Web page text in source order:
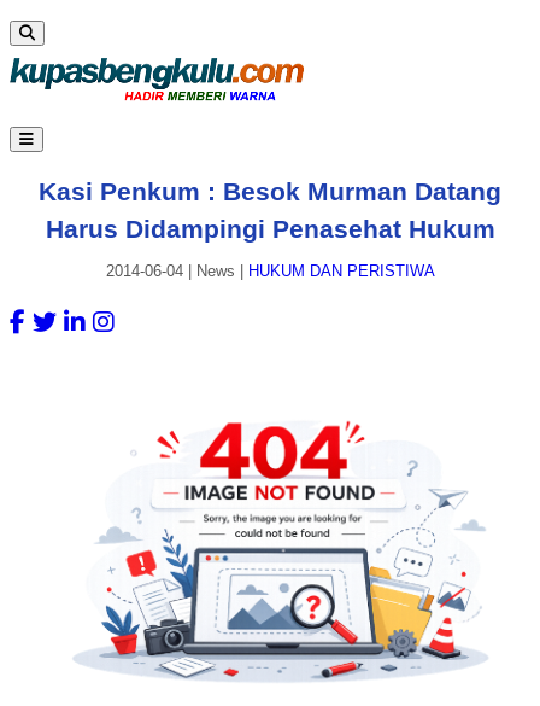
Kasi Penkum : Besok Murman Datang
Harus Didampingi Penasehat Hukum
2014-06-04| News HUKUM DAN PERISTIWA